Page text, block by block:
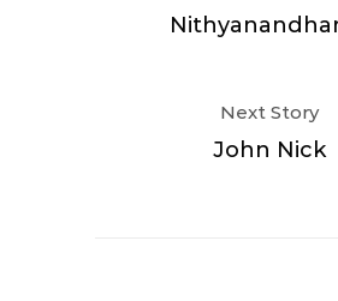
Next Story
John Nick